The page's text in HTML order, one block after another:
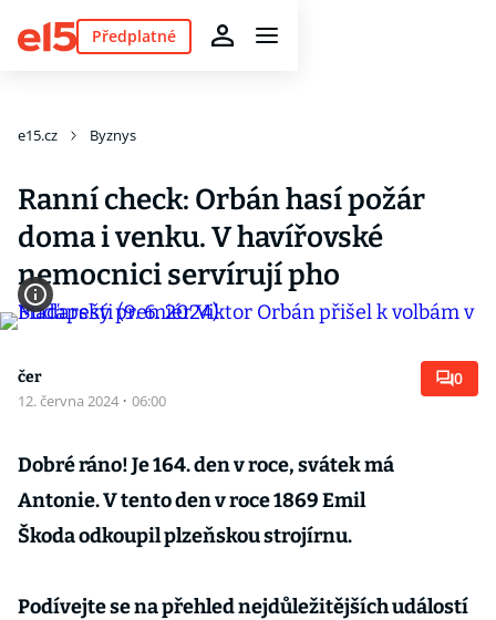
Předplatné
e15.cz Byznys
Ranní check: Orbán hasí požár
doma i venku. V havířovské
nemocnici servírují pho
čer
12. června 2024 · 06:00
0
Dobré ráno! Je 164. den v roce, svátek má
Antonie. V tento den v roce 1869 Emil
Škoda odkoupil plzeňskou strojírnu.
Podívejte se na přehled nejdůležitějších událostí